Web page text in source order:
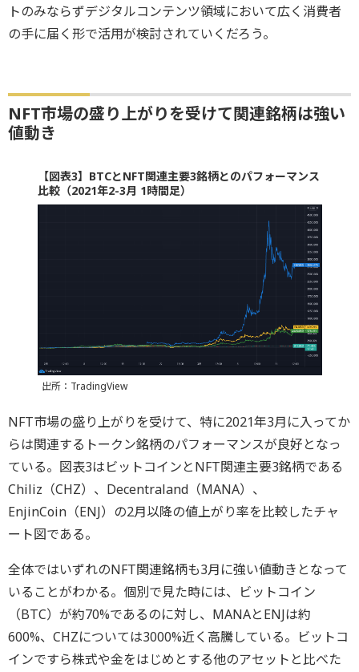
トのみならずデジタルコンテンツ領域において広く消費者
の手に届く形で活用が検討されていくだろう。
NFT市場の盛り上がりを受けて関連銘柄は強い
値動き
【図表3】BTCとNFT関連主要3銘柄とのパフォーマンス
比較（2021年2-3月 1時間足）
出所：TradingView
NFT市場の盛り上がりを受けて、特に2021年3月に入ってか
らは関連するトークン銘柄のパフォーマンスが良好となっ
ている。図表3はビットコインとNFT関連主要3銘柄である
Chiliz（CHZ）、Decentraland（MANA）、
EnjinCoin（ENJ）の2月以降の値上がり率を比較したチャ
ート図である。
全体ではいずれのNFT関連銘柄も3月に強い値動きとなって
いることがわかる。個別で見た時には、ビットコイン
（BTC）が約70%であるのに対し、MANAとENJは約
600%、CHZについては3000%近く高騰している。ビットコ
インですら株式や金をはじめとする他のアセットと比べた